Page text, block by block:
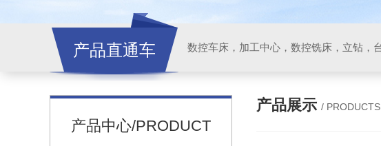
产品直通车
产品中心/PRODUCT
产品展示 / PRODUCTS